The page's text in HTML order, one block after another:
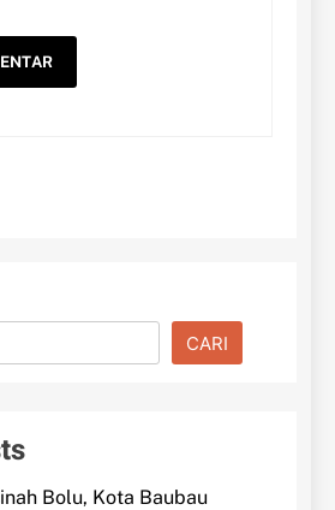
CARI
Bolu, Kota Baubau